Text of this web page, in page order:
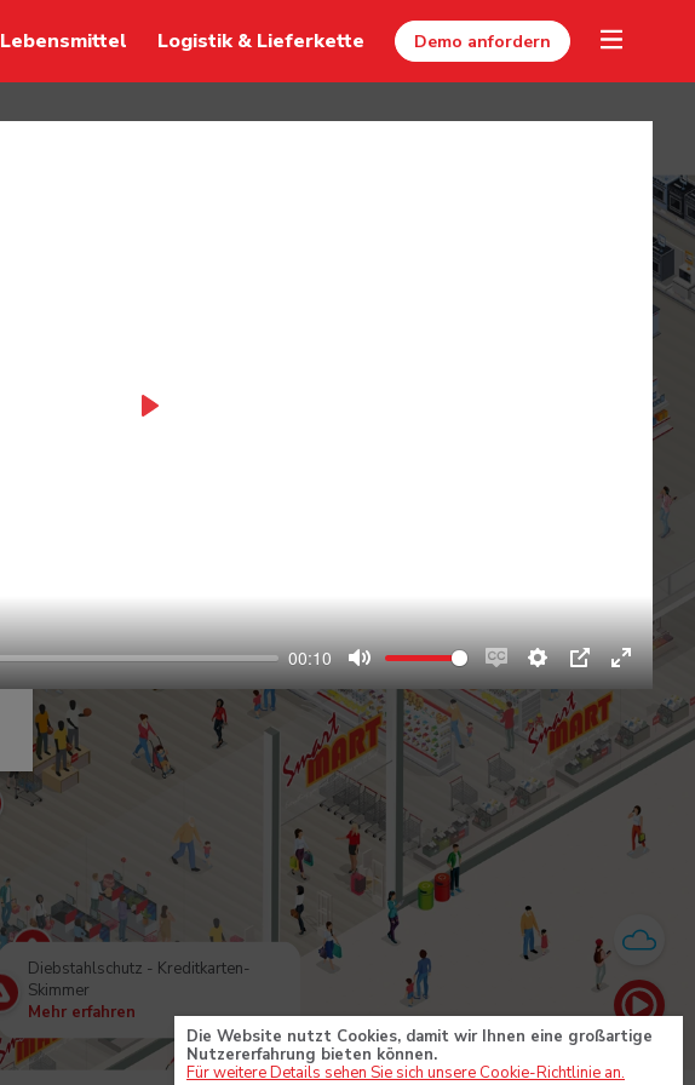
Lebensmittel Logistik & Lieferkette Demo anfordern
Diebstahlschutz - Kreditkarten-
Skimmer
Mehr erfahren
00:10
Mute
Enable
captions
Settings
PIP Enter
Die Website nutzt Cookies, damit wir Ihnen eine großartige
Nutzererfahrung bieten können.
Für weitere Details sehen Sie sich unsere Cookie-Richtlinie an.